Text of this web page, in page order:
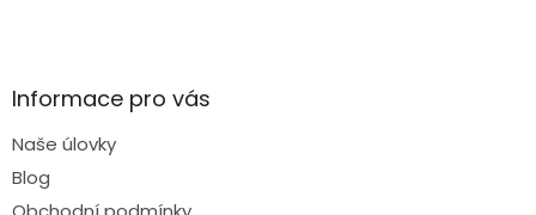
Informace pro vás
Naše úlovky
Blog